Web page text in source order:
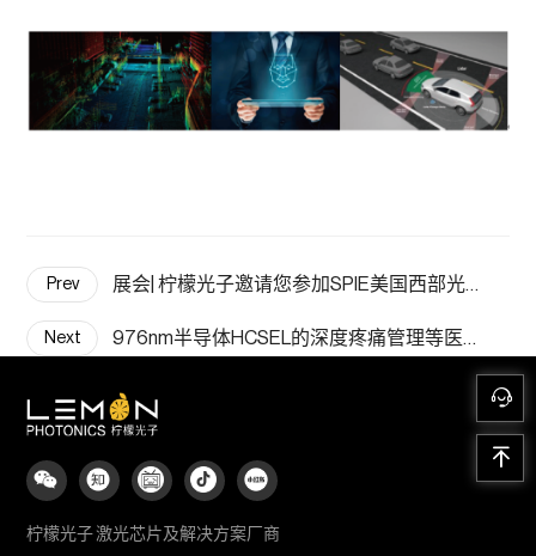
Prev 展会| 柠檬光子邀请您参加SPIE美国西部光电展2024
976nm半导体HCSEL的深度疼痛管理等医疗应用和市场潜力......
Next
柠檬光子 激光芯片及解决方案厂商